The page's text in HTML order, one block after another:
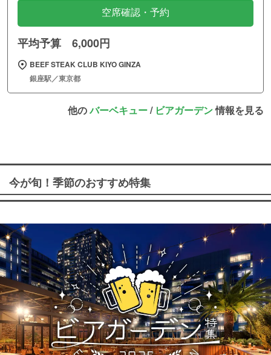
空席確認・予約
平均予算 6,000円
BEEF STEAK CLUB KIYO GINZA
銀座駅／東京都
他のバーベキュー/ ビアガーデン情報を見る
今が旬！季節のおすすめ特集